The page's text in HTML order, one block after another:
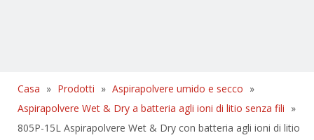
Casa » Prodotti » Aspirapolvere umido e secco »
Aspirapolvere Wet & Dry a batteria agli ioni di litio senza fili »
805P-15L Aspirapolvere Wet & Dry con batteria agli ioni di litio